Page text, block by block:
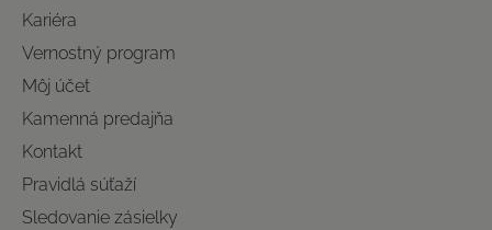
Kariéra
Vernostný program
Môj účet
Kamenná predajňa
Kontakt
Pravidlá súťaží
Sledovanie zásielky